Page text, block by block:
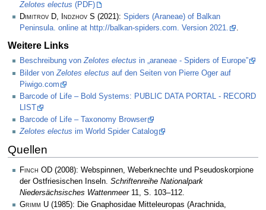
Zelotes electus (PDF)
Dimitrov D, Indzhov S (2021): Spiders (Araneae) of Balkan
Peninsula. online at http://balkan-spiders.com. Version 2021.
.
Weitere Links
Beschreibung vonZelotes electus in „araneae - Spiders of Europe”
Bilder von Zelotes electus auf den Seiten von Pierre Oger auf
Piwigo.com
Barcode of Life – Bold Systems: PUBLIC DATA PORTAL - RECORD
LIST
Barcode of Life – Taxonomy Browser
Zelotes electus im World Spider Catalog
Quellen
Finch OD (2008): Webspinnen, Weberknechte und Pseudoskorpione
der Ostfriesischen Inseln. Schriftenreihe Nationalpark
Niedersächsisches Wattenmeer11, S. 103–112.
Grimm U (1985): Die Gnaphosidae Mitteleuropas (Arachnida,